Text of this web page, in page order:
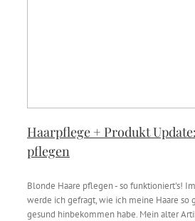
Haarpflege + Produkt
pflegen
Blonde Haare pflegen - so funktioniert's!
werde ich gefragt, wie ich meine Haare so
gesund hinbekommen habe. Mein alter